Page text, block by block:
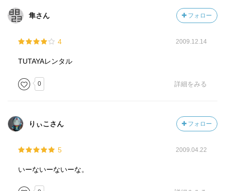
隼さん フォロー
4 2009.12.14
TUTAYAレンタル
0 詳細をみる
りぃこさん フォロー
5 2009.04.22
いーないーないーな。